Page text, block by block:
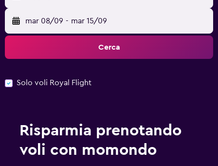
mar 08/09 - mar 15/09
Cerca
Solo voli Royal Flight
Risparmia prenotando
voli con momondo